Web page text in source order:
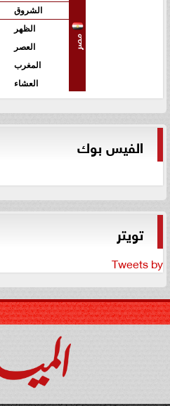
مصر
الشروق
الظهر
العصر
المغرب
العشاء
الفيس بوك
تويتر
Tweets by